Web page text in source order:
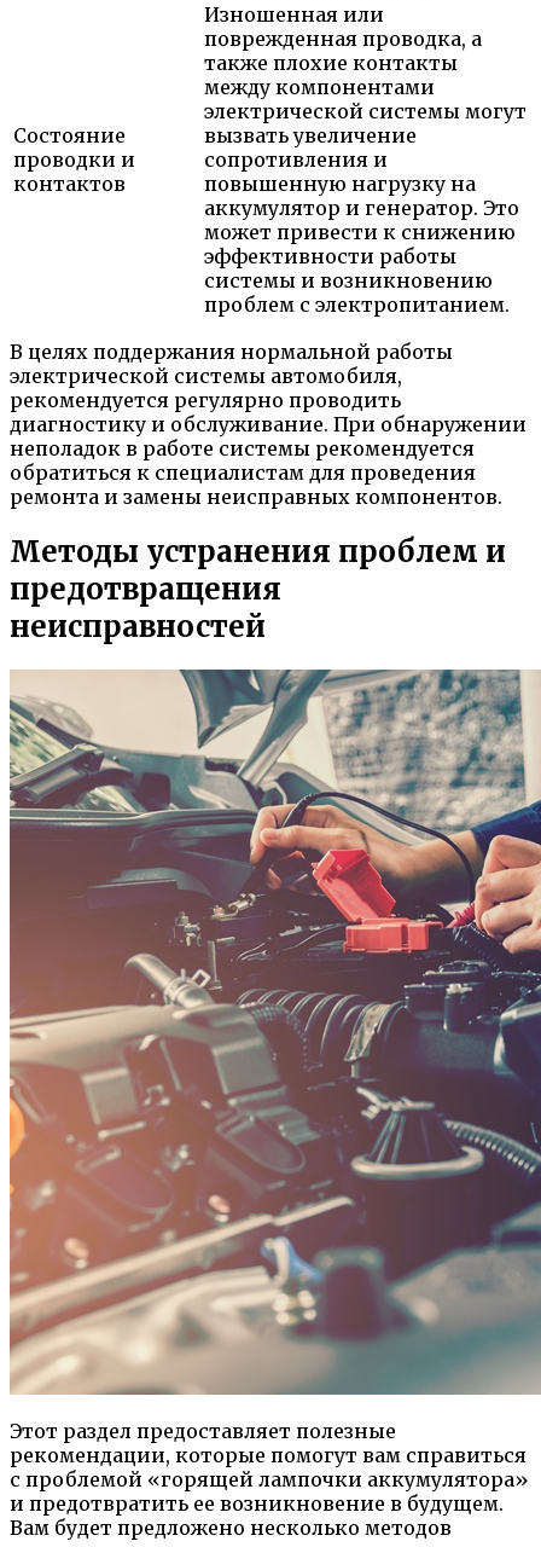
Состояние
проводки и
контактов
Изношенная или
поврежденная проводка, а
также плохие контакты
между компонентами
электрической системы могут
вызвать увеличение
сопротивления и
повышенную нагрузку на
аккумулятор и генератор. Это
может привести к снижению
эффективности работы
системы и возникновению
проблем с электропитанием.
В целях поддержания нормальной работы
электрической системы автомобиля,
рекомендуется регулярно проводить
диагностику и обслуживание. При обнаружении
неполадок в работе системы рекомендуется
обратиться к специалистам для проведения
ремонта и замены неисправных компонентов.
Методы устранения проблем и
предотвращения
неисправностей
Этот раздел предоставляет полезные
рекомендации, которые помогут вам справиться
с проблемой «горящей лампочки аккумулятора»
и предотвратить ее возникновение в будущем.
Вам будет предложено несколько методов